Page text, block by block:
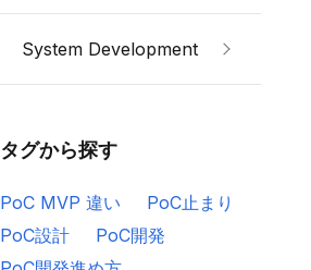
System Development
タグから探す
PoC MVP 違い
PoC止まり
PoC設計
PoC開発